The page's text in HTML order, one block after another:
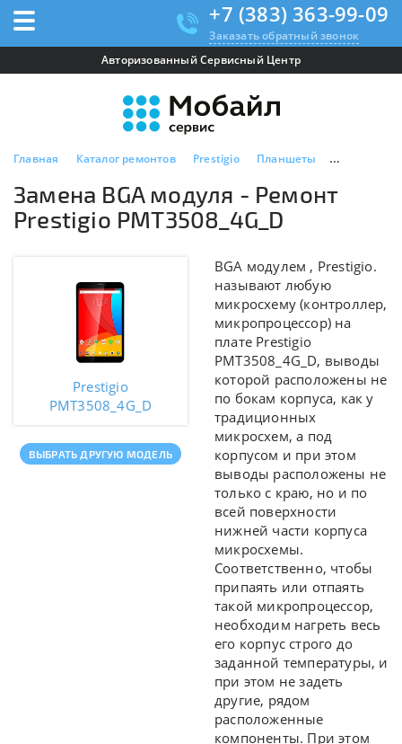
+7 (383) 363-99-09
Заказать обратный звонок
Авторизованный Сервисный Центр
Главная Каталог ремонтов Prestigio Планшеты Prestigio
Замена BGA модуля - Ремонт
Prestigio PMT3508_4G_D
Prestigio
PMT3508_4G_D
ВЫБРАТЬ ДРУГУЮ МОДЕЛЬ
BGA модулем , Prestigio.
называют любую
микросхему (контроллер,
микропроцессор) на
плате Prestigio
PMT3508_4G_D, выводы
которой расположены не
по бокам корпуса, как у
традиционных
микросхем, а под
корпусом и при этом
выводы расположены не
только с краю, но и по
всей поверхности
нижней части корпуса
микросхемы.
Соответственно, чтобы
припаять или отпаять
такой микропроцессор,
необходим нагреть весь
его корпус строго до
заданной температуры, и
при этом не задеть
другие, рядом
расположенные
компоненты. При этом